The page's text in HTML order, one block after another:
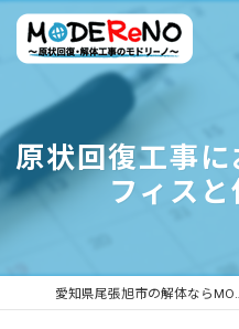
原状回復工事
フィス
愛知県尾張旭市の解体な